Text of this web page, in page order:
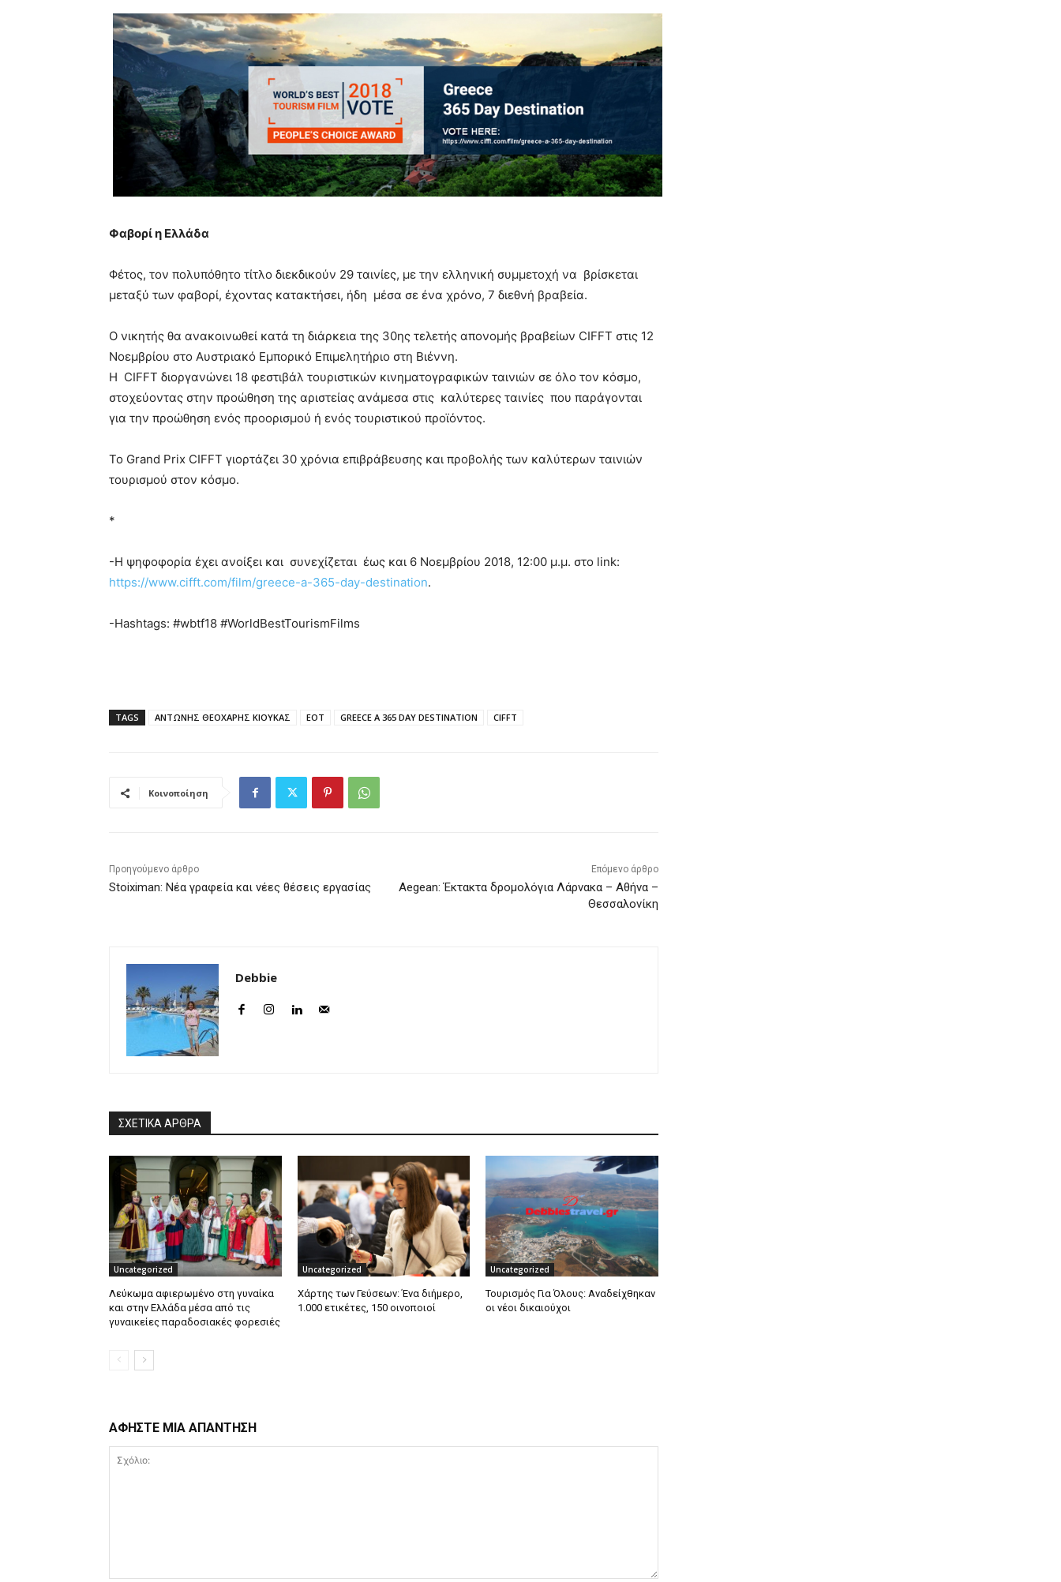
Φαβορί η Ελλάδα
Φέτος, τον πολυπόθητο τίτλο διεκδικούν 29 ταινίες, με την ελληνική συμμετοχή να βρίσκεται
μεταξύ των φαβορί, έχοντας κατακτήσει, ήδη μέσα σε ένα χρόνο, 7 διεθνή βραβεία.
Ο νικητής θα ανακοινωθεί κατά τη διάρκεια της 30ης τελετής απονομής βραβείων CIFFT στις 12
Νοεμβρίου στο Αυστριακό Εμπορικό Επιμελητήριο στη Βιέννη.
H CIFFT διοργανώνει 18 φεστιβάλ τουριστικών κινηματογραφικών ταινιών σε όλο τον κόσμο,
στοχεύοντας στην προώθηση της αριστείας ανάμεσα στις καλύτερες ταινίες που παράγονται
για την προώθηση ενός προορισμού ή ενός τουριστικού προϊόντος.
Το Grand Prix CIFFT γιορτάζει 30 χρόνια επιβράβευσης και προβολής των καλύτερων ταινιών
τουρισμού στον κόσμο.
*
-Η ψηφοφορία έχει ανοίξει και συνεχίζεται έως και 6 Νοεμβρίου 2018, 12:00 μ.μ. στο link:
https://www.cifft.com/film/greece-a-365-day-destination.
-Hashtags: #wbtf18 #WorldBestTourismFilms
TAGS ΑΝΤΩΝΗΣ ΘΕΟΧΑΡΗΣ ΚΙΟΥΚΑΣ ΕΟΤ GREECE A 365 DAY DESTINATION CIFFT
Κοινοποίηση
Προηγούμενο άρθρο
Stoiximan: Νέα γραφεία και νέες θέσεις εργασίας
Επόμενο άρθρο
Aegean: Έκτακτα δρομολόγια Λάρνακα – Αθήνα –
Θεσσαλονίκη
Debbie
ΣΧΕΤΙΚΑ ΑΡΘΡΑ
Uncategorized
Λεύκωμα αφιερωμένο στη γυναίκα
και στην Ελλάδα μέσα από τις
γυναικείες παραδοσιακές φορεσιές
Uncategorized
Χάρτης των Γεύσεων: Ένα διήμερο,
1.000 ετικέτες, 150 οινοποιοί
Uncategorized
Τουρισμός Για Όλους: Αναδείχθηκαν
οι νέοι δικαιούχοι
ΑΦΗΣΤΕ ΜΙΑ ΑΠΑΝΤΗΣΗ